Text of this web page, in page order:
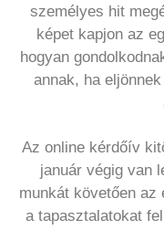
személyes hit
képet kapjon az
hogyan
annak, ha
Az online kérdőív
január végig van
munkát követően az
a tapasztalatokat